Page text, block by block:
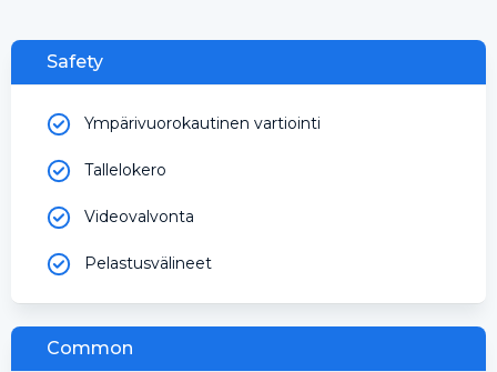
Safety
Ympärivuorokautinen vartiointi
Tallelokero
Videovalvonta
Pelastusvälineet
Common